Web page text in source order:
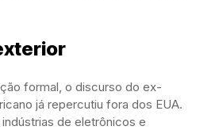
formal, o discurso do ex-
já repercutiu fora dos EUA.
de eletrônicos e